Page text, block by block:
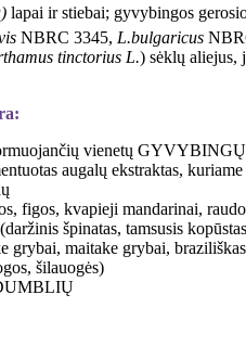
lapai ir stiebai; gyvybingos
NBRC 3345, L.bulgaricus
tinctorius L.) sėklų aliejus,
vienetų
augalų ekstraktas, kuriame
figos, kvapieji mandarinai,
špinatas, tamsusis kopūstas
grybai, maitake grybai,
šilauogės)